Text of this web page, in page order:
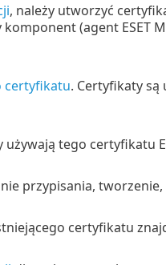
, należy utworzyć
(agent ESET
certyfikatu. Certyfikaty są
tego certyfikatu
przypisania, tworzenie,
certyfikatu